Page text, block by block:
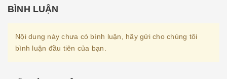
BÌNH LUẬN
Nội dung này chưa có bình luận, hãy gửi cho chúng tôi
bình luận đầu tiên của bạn.